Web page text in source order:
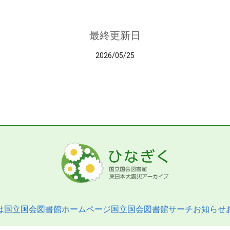
最終更新日
2026/05/25
国立国会図書館ホームページ国立国会図書館サーチお知らせ